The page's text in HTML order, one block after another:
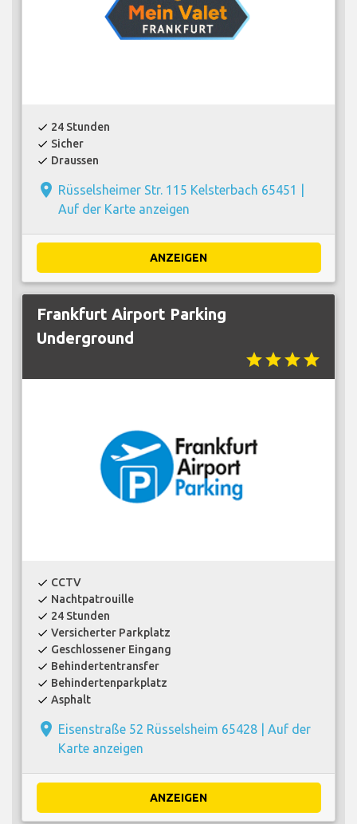
check 24 Stunden
check Sicher
check Draussen
place Rüsselsheimer Str. 115 Kelsterbach 65451 |
Auf der Karte anzeigen
ANZEIGEN
Frankfurt Airport Parking
Underground
starstarstarstar
check CCTV
check Nachtpatrouille
check 24 Stunden
check Versicherter Parkplatz
check Geschlossener Eingang
check Behindertentransfer
check Behindertenparkplatz
check Asphalt
place Eisenstraße 52 Rüsselsheim 65428 | Auf der
Karte anzeigen
ANZEIGEN